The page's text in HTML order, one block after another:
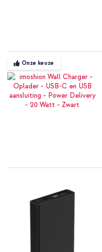
Onze keuze